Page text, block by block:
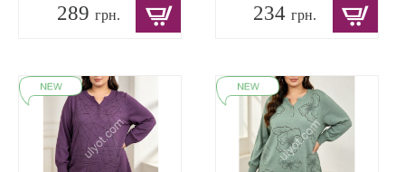
289 грн. 234грн.